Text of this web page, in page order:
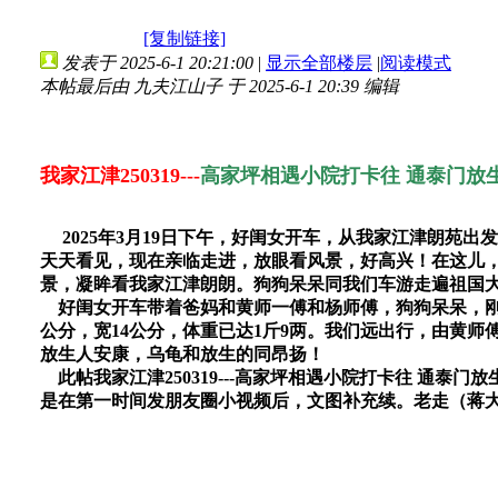
[复制链接]
发表于 2025-6-1 20:21:00 | 显示全部楼层 |阅读模式
本帖最后由 九夫江山子 于 2025-6-1 20:39 编辑
我家江津250319---高家坪相遇小院打卡往 通泰门放
2025年3月19日下午，好闺女开车，从我家江津朗苑出
天天看见，现在亲临走进，放眼看风景，好高兴！在这
景，凝眸看我家江津朗朗。狗狗呆呆同我们车游走遍祖
好闺女开车带着爸妈和黄师一傅和杨师傅，狗狗呆呆，
公分，宽14公分，体重已达1斤9两。我们远出行，由黄
放生人安康，乌龟和放生的同昂扬！
此帖我家江津250319---高家坪相遇小院打卡往 通泰门放
是在第一时间发朋友圈小视频后，文图补充续。老走（